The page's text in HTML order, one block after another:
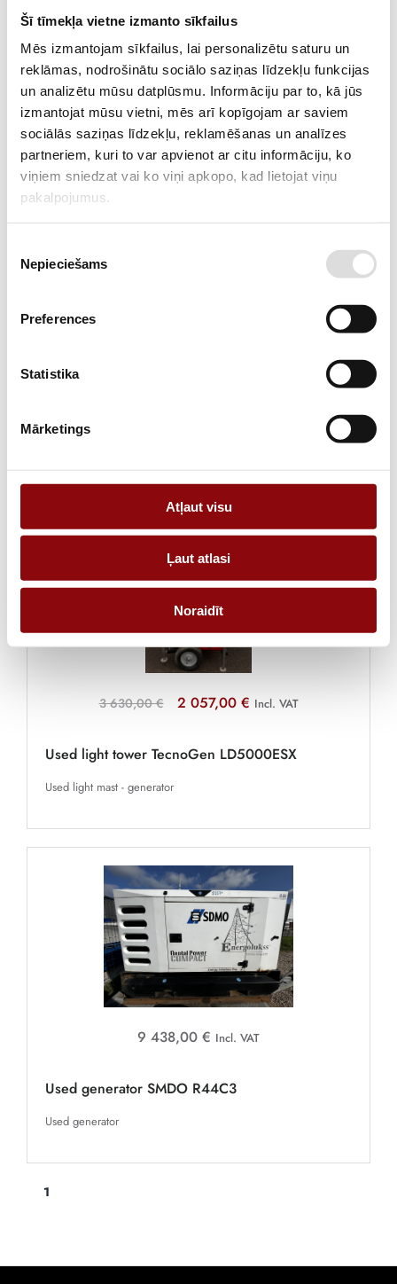
Šī tīmekļa vietne izmanto sīkfailus
Mēs izmantojam sīkfailus, lai personalizētu saturu un
reklāmas, nodrošinātu sociālo saziņas līdzekļu funkcijas
un analizētu mūsu datplūsmu. Informāciju par to, kā jūs
izmantojat mūsu vietni, mēs arī kopīgojam ar saviem
sociālās saziņas līdzekļu, reklamēšanas un analīzes
partneriem, kuri to var apvienot ar citu informāciju, ko
viņiem sniedzat vai ko viņi apkopo, kad lietojat viņu
pakalpojumus.
izvēle
Nepieciešams
Preferences
Statistika
Mārketings
Atļaut visu
Ļaut atlasi
Noraidīt
Used Generac VT8 light tower
Used light tower - generator
Used Generac VT8 light tower
-44%
3 630,00 € 2 057,00 € Incl. VAT
Used light tower TecnoGen LD5000ESX
Used light mast - generator
9 438,00 € Incl. VAT
Used generator SMDO R44C3
Used generator
1